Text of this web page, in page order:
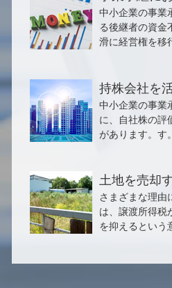
中小企業の事業
る後継者の資金
滑に経営権を
持株会社を
中小企業の事業
に、自社株の評
があります。す
土地を売却
さまざまな理由
は、譲渡所得税
を抑えるとい